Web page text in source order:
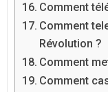
Comment
Comment
Révolution ?
Comment
Comment